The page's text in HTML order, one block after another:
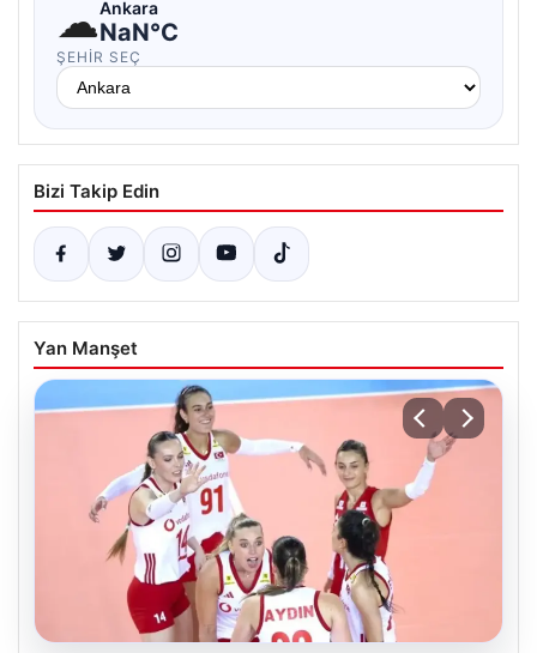
☁Ankara
NaN°C
ŞEHIR SEÇ
Bizi Takip Edin
Yan Manşet